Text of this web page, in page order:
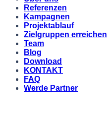
Referenzen
Kampagnen
Projektablauf
Zielgruppen erreichen
Team
Blog
Download
KONTAKT
FAQ
Werde Partner